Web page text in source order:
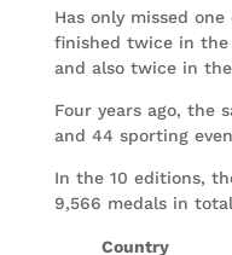
Has only missed
finished twice in the
and also twice in
Four years ago, the
and 44 sporting
In the 10 editions,
9,566 medals in
Country